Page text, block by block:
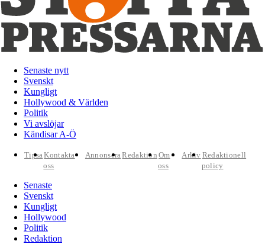
Senaste nytt
Svenskt
Kungligt
Hollywood & Världen
Politik
Vi avslöjar
Kändisar A-Ö
TipsaKontakta
oss
AnnonseraRedaktion Om
oss
Arkiv Redaktionell
policy
Senaste
Svenskt
Kungligt
Hollywood
Politik
Redaktion